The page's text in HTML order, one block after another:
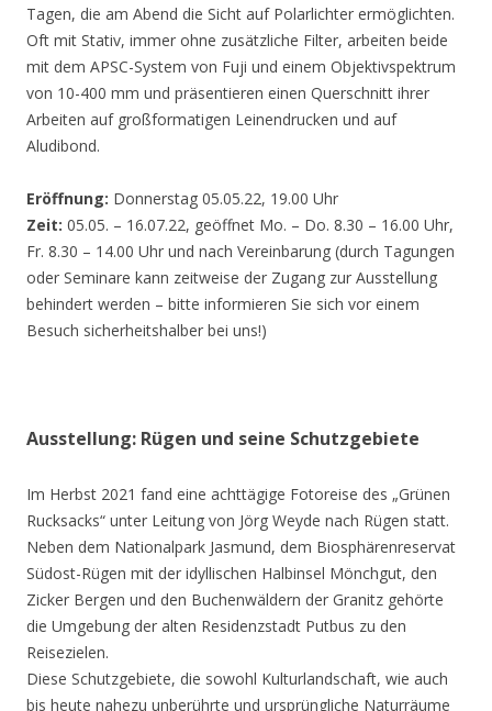
Tagen, die am Abend die Sicht auf Polarlichter ermöglichten.
Oft mit Stativ, immer ohne zusätzliche Filter, arbeiten beide
mit dem APSC-System von Fuji und einem Objektivspektrum
von 10-400 mm und präsentieren einen Querschnitt ihrer
Arbeiten auf großformatigen Leinendrucken und auf
Aludibond.
Eröffnung: Donnerstag 05.05.22, 19.00 Uhr
Zeit: 05.05. – 16.07.22, geöffnet Mo. – Do. 8.30 – 16.00 Uhr,
Fr. 8.30 – 14.00 Uhr und nach Vereinbarung (durch Tagungen
oder Seminare kann zeitweise der Zugang zur Ausstellung
behindert werden – bitte informieren Sie sich vor einem
Besuch sicherheitshalber bei uns!)
Ausstellung: Rügen und seine Schutzgebiete
Im Herbst 2021 fand eine achttägige Fotoreise des „Grünen
Rucksacks“ unter Leitung von Jörg Weyde nach Rügen statt.
Neben dem Nationalpark Jasmund, dem Biosphärenreservat
Südost-Rügen mit der idyllischen Halbinsel Mönchgut, den
Zicker Bergen und den Buchenwäldern der Granitz gehörte
die Umgebung der alten Residenzstadt Putbus zu den
Reisezielen.
Diese Schutzgebiete, die sowohl Kulturlandschaft, wie auch
bis heute nahezu unberührte und ursprüngliche Naturräume